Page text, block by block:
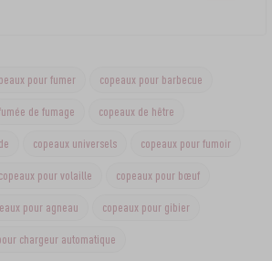
pour fumer copeaux pour barbecue
de fumage copeaux de hêtre
copeaux universels copeaux pour fumoir
copeaux pour volaille copeaux pour bœuf
pour agneau copeaux pour gibier
chargeur automatique